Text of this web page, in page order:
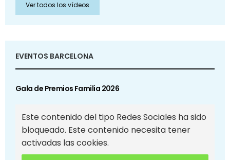
Ver todos los vídeos
EVENTOS BARCELONA
Gala de Premios Familia 2026
Este contenido del tipo Redes Sociales ha sido
bloqueado. Este contenido necesita tener
activadas las cookies.